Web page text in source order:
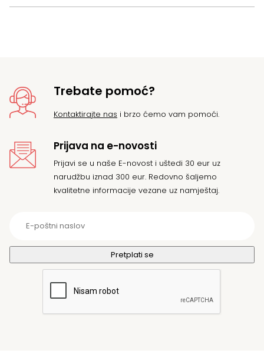
Trebate pomoć?
Kontaktirajte nas i brzo ćemo vam pomoći.
Prijava na e-novosti
Prijavi se u naše E-novost i uštedi 30 eur uz
narudžbu iznad 300 eur. Redovno šaljemo
kvalitetne informacije vezane uz namještaj.